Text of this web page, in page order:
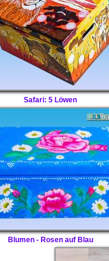
Safari: 5 Löwen
Blumen - Rosen auf Blau